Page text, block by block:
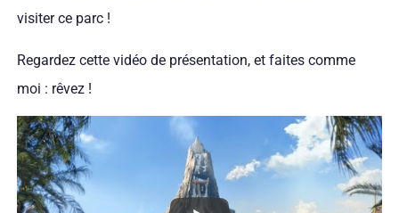
visiter ce parc !
Regardez cette vidéo de présentation, et faites comme
moi : rêvez !